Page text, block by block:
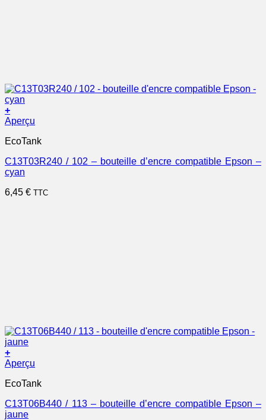
+
Aperçu
EcoTank
C13T03R240 / 102 – bouteille d’encre compatible Epson –
cyan
6,45 € TTC
+
Aperçu
EcoTank
C13T06B440 / 113 – bouteille d’encre compatible Epson –
jaune